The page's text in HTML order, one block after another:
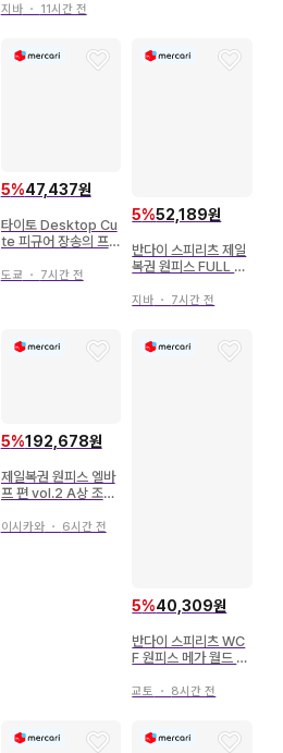
지바・ 11시간 전
5%47,437원
타이토 Desktop Cu
te 피규어 장송의 프리
스ver.~
도쿄 ・ 7시간 전
5%52,189원
반다이 스피리츠 제일
복권 원피스 FULL F
blow 피규어
지바 ・ 7시간 전
5%192,678원
제일복권 원피스 엘바
프 편 vol.2 A상 조로
이시카와・ 6시간 전
5%40,309원
반다이 스피리츠 WC
F 원피스 메가 월드 컬
인 메가 월드 컬렉터블
교토 ・ 8시간 전